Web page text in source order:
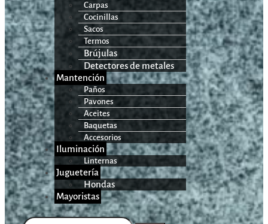
Carpas
Cocinillas
Sacos
Termos
Brújulas
Detectores de metales
Mantención
Paños
Pavones
Aceites
Baquetas
Accesorios
Iluminación
Linternas
Juguetería
Hondas
Mayoristas